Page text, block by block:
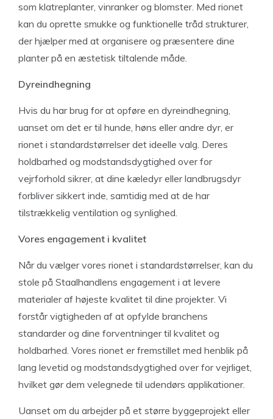
som klatreplanter, vinranker og blomster. Med rionet
kan du oprette smukke og funktionelle tråd strukturer,
der hjælper med at organisere og præsentere dine
planter på en æstetisk tiltalende måde.
Dyreindhegning
Hvis du har brug for at opføre en dyreindhegning,
uanset om det er til hunde, høns eller andre dyr, er
rionet i standardstørrelser det ideelle valg. Deres
holdbarhed og modstandsdygtighed over for
vejrforhold sikrer, at dine kæledyr eller landbrugsdyr
forbliver sikkert inde, samtidig med at de har
tilstrækkelig ventilation og synlighed.
Vores engagement i kvalitet
Når du vælger vores rionet i standardstørrelser, kan du
stole på Staalhandlens engagement i at levere
materialer af højeste kvalitet til dine projekter. Vi
forstår vigtigheden af at opfylde branchens
standarder og dine forventninger til kvalitet og
holdbarhed. Vores rionet er fremstillet med henblik på
lang levetid og modstandsdygtighed over for vejrliget,
hvilket gør dem velegnede til udendørs applikationer.
Uanset om du arbejder på et større byggeprojekt eller